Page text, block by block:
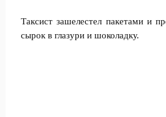
Таксист зашелестел пакетами и
сырок в глазури и шоколадку.